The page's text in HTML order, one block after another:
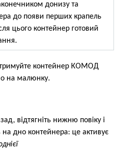
донизу та
до появи перших крапель
цього контейнер готовий
контейнер КОМОД
на малюнку.
відтягніть нижню повіку і
дно контейнера: це активує